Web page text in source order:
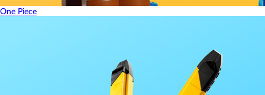
One Piece